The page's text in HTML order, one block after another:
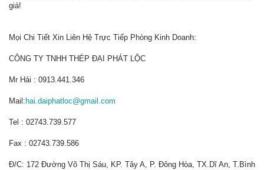
giá!
Mọi Chi Tiết Xin Liên Hệ Trực Tiếp Phòng Kinh Doanh:
CÔNG TY TNHH THÉP ĐẠI PHÁT LỘC
Mr Hải : 0913.441.346
Mail: hai.daiphatloc@gmail.com
Tel : 02743.739.577
Fax : 02743.739.586
Đ/C: 172 Đường Võ Thị Sáu, KP. Tây A, P. Đông Hòa, TX.Dĩ An, T.Bình